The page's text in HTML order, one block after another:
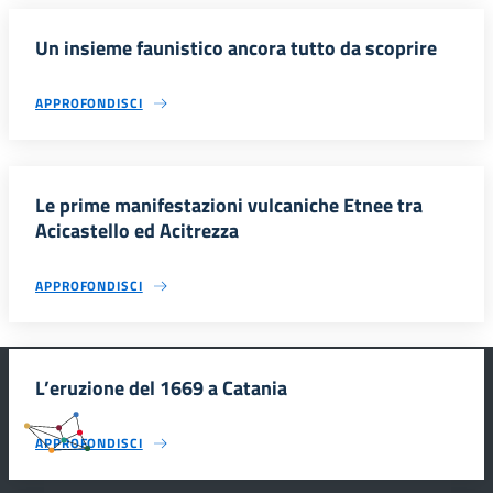
Un insieme faunistico ancora tutto da scoprire
APPROFONDISCI
Le prime manifestazioni vulcaniche Etnee tra
Acicastello ed Acitrezza
APPROFONDISCI
L’eruzione del 1669 a Catania
APPROFONDISCI